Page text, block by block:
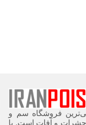
فروشگاه سم و
حشرات و آفات است. با